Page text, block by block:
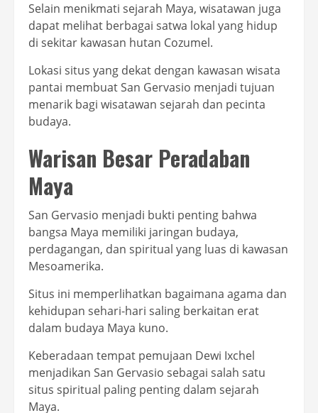
Selain menikmati sejarah Maya, wisatawan juga
dapat melihat berbagai satwa lokal yang hidup
di sekitar kawasan hutan Cozumel.
Lokasi situs yang dekat dengan kawasan wisata
pantai membuat San Gervasio menjadi tujuan
menarik bagi wisatawan sejarah dan pecinta
budaya.
Warisan Besar Peradaban
Maya
San Gervasio menjadi bukti penting bahwa
bangsa Maya memiliki jaringan budaya,
perdagangan, dan spiritual yang luas di kawasan
Mesoamerika.
Situs ini memperlihatkan bagaimana agama dan
kehidupan sehari-hari saling berkaitan erat
dalam budaya Maya kuno.
Keberadaan tempat pemujaan Dewi Ixchel
menjadikan San Gervasio sebagai salah satu
situs spiritual paling penting dalam sejarah
Maya.